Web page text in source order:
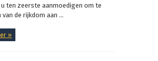
ten zeerste aanmoedigen om te
de rijkdom aan ...
»